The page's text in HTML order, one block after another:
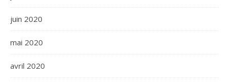
juin 2020
mai 2020
avril 2020